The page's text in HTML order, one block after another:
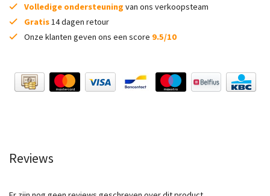
Volledige ondersteuning van ons verkoopsteam
Gratis14 dagen retour
Onze klanten geven ons een score 9.5/10
Reviews